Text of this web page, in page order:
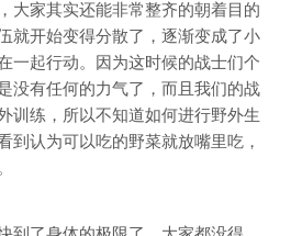
大家其实还能非常整齐的朝着目的
就开始变得分散了，逐渐变成了小
一起行动。因为这时候的战士们个
没有任何的力气了，而且我们的战
训练，所以不知道如何进行野外生
到认为可以吃的野菜就放嘴里吃，